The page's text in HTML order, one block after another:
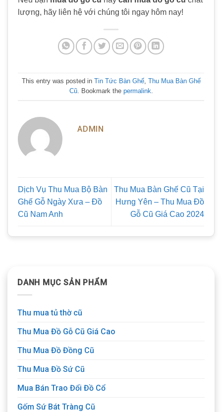
DANH MỤC SẢN PHẨM
Thu mua tủ thờ cũ
Thu Mua Đồ Gỗ Cũ Giá Cao
Thu Mua Đồ Đồng Cũ
Thu Mua Đồ Sứ Cũ
Mua Bán Trao Đổi Đồ Cổ
Gốm Sứ Bát Tràng Cũ
lượng, hãy liên hệ với chúng tôi ngay hôm nay!
This entry was posted in Tin Tức Bàn Ghế, Thu Mua Bàn Ghế
Cũ. Bookmark the permalink.
ADMIN
Dịch Vụ Thu Mua Bộ Bàn
Ghế Gỗ Ngày Xưa – Đồ
Cũ Nam Anh
Thu Mua Bàn Ghế Cũ Tại
Hưng Yên – Thu Mua Đồ
Gỗ Cũ Giá Cao 2024